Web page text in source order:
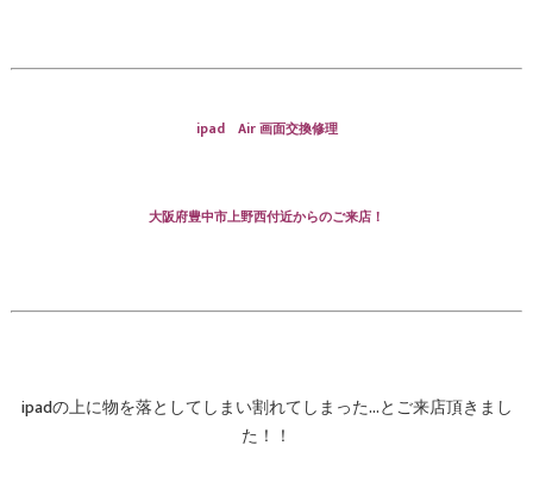
ipad Air 画面交換修理
大阪府豊中市上野西付近からのご来店！
ipadの上に物を落としてしまい割れてしまった…とご来店頂きまし
た！！